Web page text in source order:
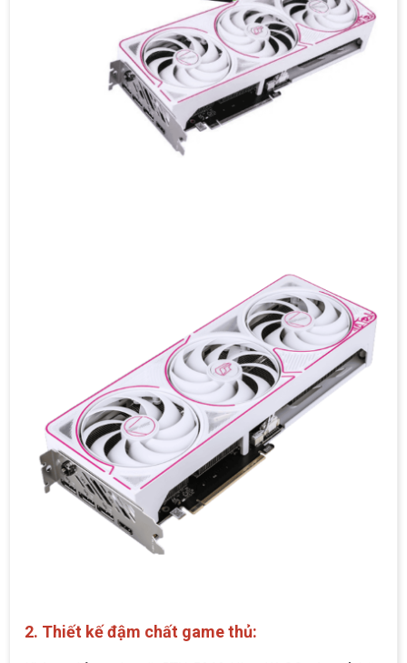
2. Thiết kế đậm chất game thủ: